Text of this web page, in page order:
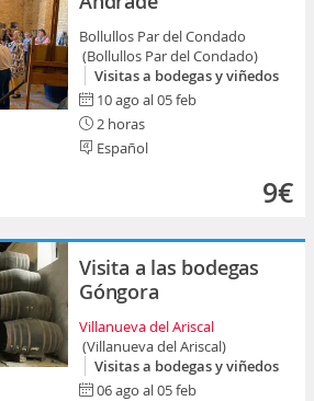
Bollullos Par del Condado
(Bollullos Par del Condado)
Visitas a bodegas y viñedos
10 ago al 05 feb
2 horas
Español
9€
Visita a las bodegas
Góngora
Villanueva del Ariscal
(Villanueva del Ariscal)
Visitas a bodegas y viñedos
06 ago al 05 feb